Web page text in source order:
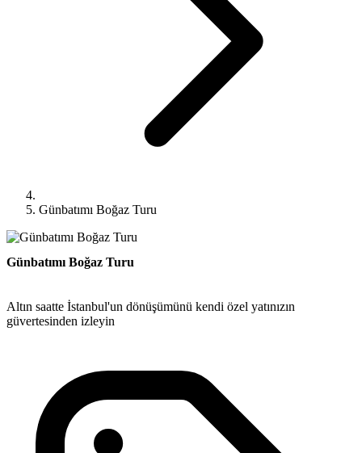
Günbatımı Boğaz Turu
Günbatımı Boğaz Turu
Altın saatte İstanbul'un dönüşümünü kendi özel yatınızın
güvertesinden izleyin